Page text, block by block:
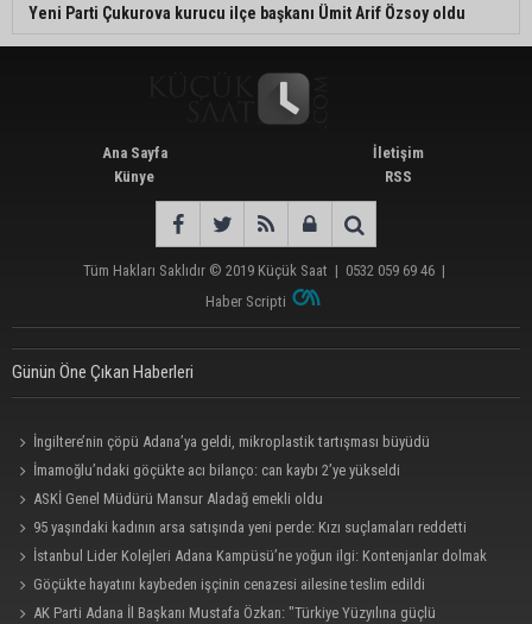
Yeni Parti Çukurova kurucu ilçe başkanı Ümit Arif Özsoy oldu
Ana Sayfa
Künye
İletişim
RSS
Tüm Hakları Saklıdır © 2019 Küçük Saat | 0532 059 69 46 |
Haber Scripti
Günün Öne Çıkan Haberleri
İngiltere’nin çöpü Adana’ya geldi, mikroplastik tartışması büyüdü
İmamoğlu’ndaki göçükte acı bilanço: can kaybı 2’ye yükseldi
ASKİ Genel Müdürü Mansur Aladağ emekli oldu
95 yaşındaki kadının arsa satışında yeni perde: Kızı suçlamaları reddetti
İstanbul Lider Kolejleri Adana Kampüsü’ne yoğun ilgi: Kontenjanlar dolmak
üzereGöçükte hayatını kaybeden işçinin cenazesi ailesine teslim edildi
AK Parti Adana İl Başkanı Mustafa Özkan: "Türkiye Yüzyılına güçlü